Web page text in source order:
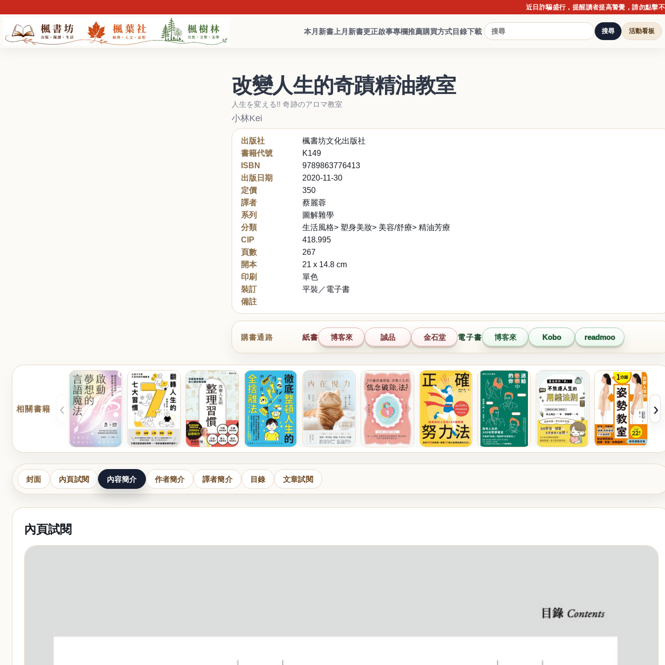
近日詐騙盛行，提醒讀者提高警覺，請勿點擊不明連
本月新書 上月新書更正啟事專欄推薦購買方式目錄下載 搜尋 活動看板
改變人生的奇蹟精油教室
人生を変える!! 奇跡のアロマ教室
小林Kei
出版社
楓書坊文化出版社
書籍代號
K149
ISBN
9789863776413
出版日期
2020-11-30
定價
350
譯者
蔡麗蓉
系列
圖解雜學
分類
生活風格> 塑身美妝> 美容/舒療> 精油芳療
CIP
418.995
頁數
267
開本
21 x 14.8 cm
印刷
單色
裝訂
平裝／電子書
備註
購書通路 紙書 博客來 誠品 金石堂 電子書 博客來 Kobo readmoo
相關書籍 ‹ ›
封面 內頁試閱 內容簡介 作者簡介 譯者簡介 目錄 文章試閱
內頁試閱